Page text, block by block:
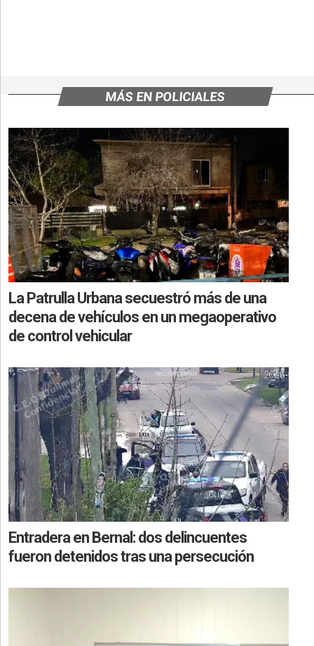
MÁS EN POLICIALES
La Patrulla Urbana secuestró más de una
decena de vehículos en un megaoperativo
de control vehicular
Entradera en Bernal: dos delincuentes
fueron detenidos tras una persecución